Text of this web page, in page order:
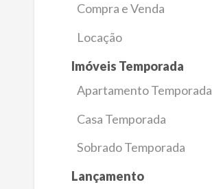
Compra e Venda
Locação
Imóveis Temporada
Apartamento Temporada
Casa Temporada
Sobrado Temporada
Lançamento